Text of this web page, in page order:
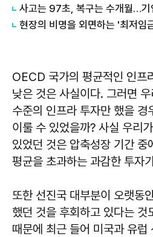
현장의 비명을 외면하는 '최저임
OECD 국가의 평균적인 인프
낮은 것은 사실이다. 그러면
수준의 인프라 투자만 했을 경
이룰 수 있었을까? 사실 우리
있었던 것은 압축성장 기간 중
평균을 초과하는 과감한 투자
또한 선진국 대부분이 오랫동
했던 것을 후회하고 있다는 것
때문에 최근 들어 미국과 유럽